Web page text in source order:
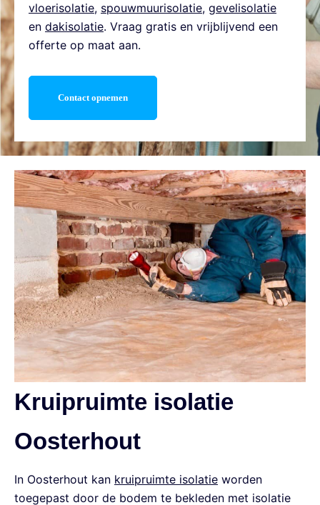
vloerisolatie, spouwmuurisolatie, gevelisolatie
en dakisolatie. Vraag gratis en vrijblijvend een
offerte op maat aan.
Contact opnemen
Kruipruimte isolatie
Oosterhout
In Oosterhout kan kruipruimte isolatie worden
toegepast door de bodem te bekleden met isolatie